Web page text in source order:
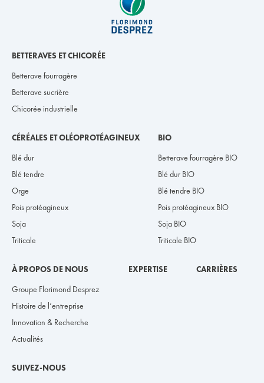
BETTERAVES ET CHICORÉE
Betterave fourragère
Betterave sucrière
Chicorée industrielle
CÉRÉALES ET OLÉOPROTÉAGINEUX
Blé dur
Blé tendre
Orge
Pois protéagineux
Soja
Triticale
BIO
Betterave fourragère BIO
Blé dur BIO
Blé tendre BIO
Pois protéagineux BIO
Soja BIO
Triticale BIO
À PROPOS DE NOUS
Groupe Florimond Desprez
Histoire de l’entreprise
Innovation & Recherche
Actualités
EXPERTISE CARRIÈRES
SUIVEZ-NOUS